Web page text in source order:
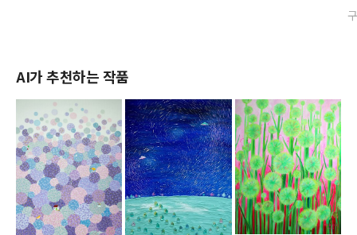
AI가 추천하는 작품